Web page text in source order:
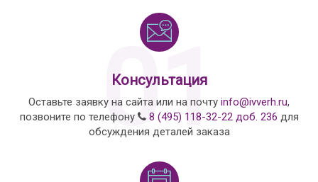
01
Консультация
Оставьте заявку на сайта или на почту info@ivverh.ru,
позвоните по телефону
8 (495) 118-32-22 доб. 236 для
обсуждения деталей заказа